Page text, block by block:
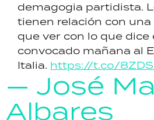
demagogia partidista.
tienen relación con
que ver con lo que dice
convocado mañana al
Italia. https://t.co/
— José
Albares